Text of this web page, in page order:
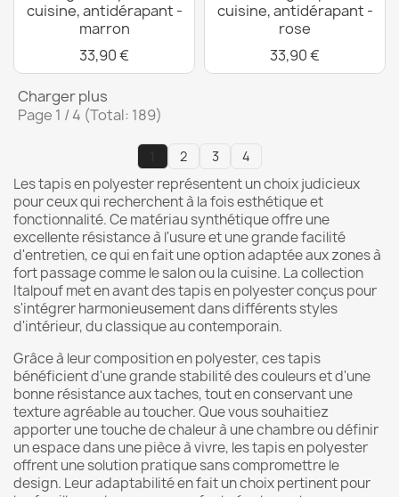
cuisine, antidérapant -
marron
33,90 €
cuisine, antidérapant -
rose
33,90 €
Charger plus
Page 1 / 4 (Total: 189)
2 3 4
Les tapis en polyester représentent un choix judicieux
pour ceux qui recherchent à la fois esthétique et
fonctionnalité. Ce matériau synthétique offre une
excellente résistance à l'usure et une grande facilité
d'entretien, ce qui en fait une option adaptée aux zones à
fort passage comme le salon ou la cuisine. La collection
Italpouf met en avant des tapis en polyester conçus pour
s'intégrer harmonieusement dans différents styles
d'intérieur, du classique au contemporain.
Grâce à leur composition en polyester, ces tapis
bénéficient d'une grande stabilité des couleurs et d'une
bonne résistance aux taches, tout en conservant une
texture agréable au toucher. Que vous souhaitiez
apporter une touche de chaleur à une chambre ou définir
un espace dans une pièce à vivre, les tapis en polyester
offrent une solution pratique sans compromettre le
design. Leur adaptabilité en fait un choix pertinent pour